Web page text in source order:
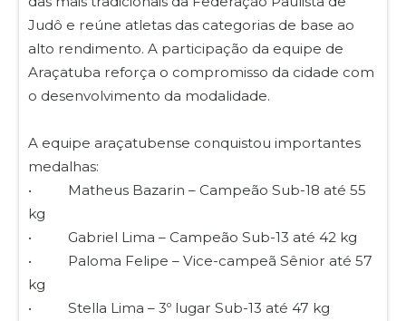
Judô e reúne atletas das categorias de base ao
alto rendimento. A participação da equipe de
Araçatuba reforça o compromisso da cidade com
o desenvolvimento da modalidade.
A equipe araçatubense conquistou importantes
medalhas:
• Matheus Bazarin – Campeão Sub-18 até 55
kg
• Gabriel Lima – Campeão Sub-13 até 42 kg
• Paloma Felipe – Vice-campeã Sênior até 57
kg
• Stella Lima – 3º lugar Sub-13 até 47 kg